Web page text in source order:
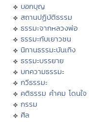
บอกบุญ
สถานปฏิบัติธรรม
ธรรมะจากหลวงพ่อ
ธรรมะกับเยาวชน
นิทานธรรมะบันเทิง
ธรรมะบรรยาย
บทความธรรมะ
กวีธรรมะ
คติธรรม คำคม โดนใจ
กรรม
ศีล